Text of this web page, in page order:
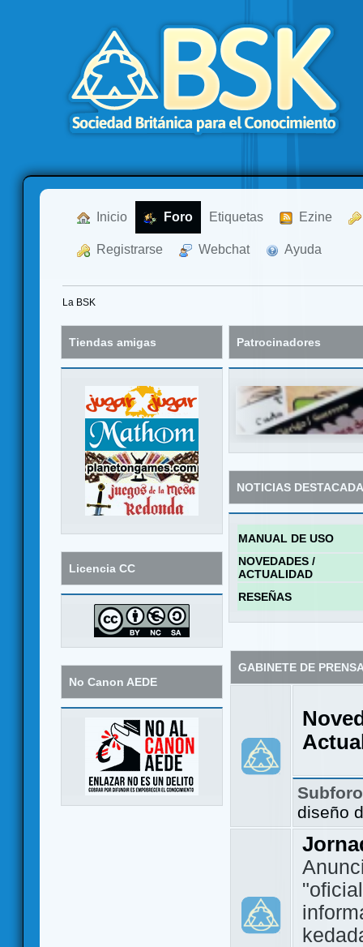
Inicio Foro Etiquetas Ezine
Registrarse Webchat Ayuda
La BSK
Tiendas amigas
Licencia CC
No Canon AEDE
Patrocinadores
NOTICIAS
MANUAL DE USO
NOVEDADES /
ACTUALIDAD
RESEÑAS
GABINETE DE
diseño